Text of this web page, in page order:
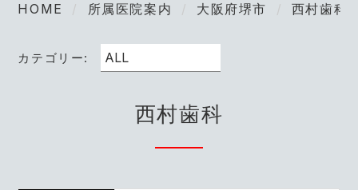
HOME 所属医院案内 大阪府堺市 西村歯科
カテゴリー:
西村歯科